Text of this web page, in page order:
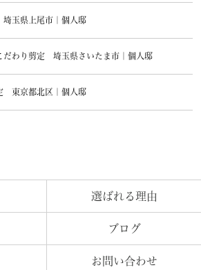
玉県上尾市｜個人邸
だわり剪定 埼玉県さいたま市｜個人邸
東京都北区｜個人邸
選ばれる理由
ブログ
お問い合わせ